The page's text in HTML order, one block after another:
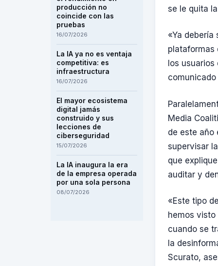
producción no
coincide con las
pruebas
16/07/2026
La IA ya no es ventaja
competitiva: es
infraestructura
16/07/2026
El mayor ecosistema
digital jamás
construido y sus
lecciones de
ciberseguridad
15/07/2026
La IA inaugura la era
de la empresa operada
por una sola persona
08/07/2026
se le quita
«Ya
plataformas
los
Media
de este año
supervisar
que
auditar y
«Este tipo
hemos
cuando se
la
Scurato,